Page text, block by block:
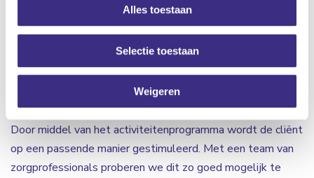
Alles toestaan
Selectie toestaan
Weigeren
cliënten kunnen ondersteunen en begeleiden zodat
moeilijke situaties omgebogen worden naar kansen. Ook
ondersteun je bij Algemene Dagelijkse Levensverrichtingen
(ADL). De cliënten worden hierbij gemotiveerd om veel
zelf te proberen. Verder is het ondersteunen bij de
vrijetijdsinvulling één van de taken in de gehandicaptenzorg.
Door middel van het activiteitenprogramma wordt de cliënt
op een passende manier gestimuleerd. Met een team van
zorgprofessionals proberen we dit zo goed mogelijk te